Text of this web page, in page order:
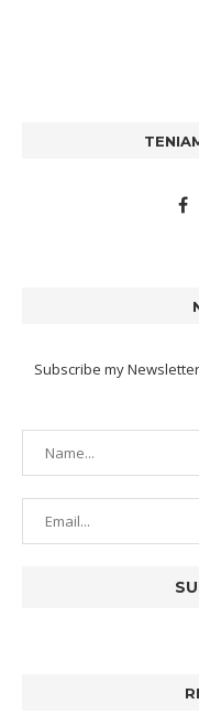
Subscribe my